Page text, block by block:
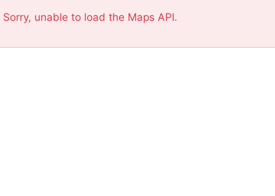
Sorry, unable to load the Maps API.